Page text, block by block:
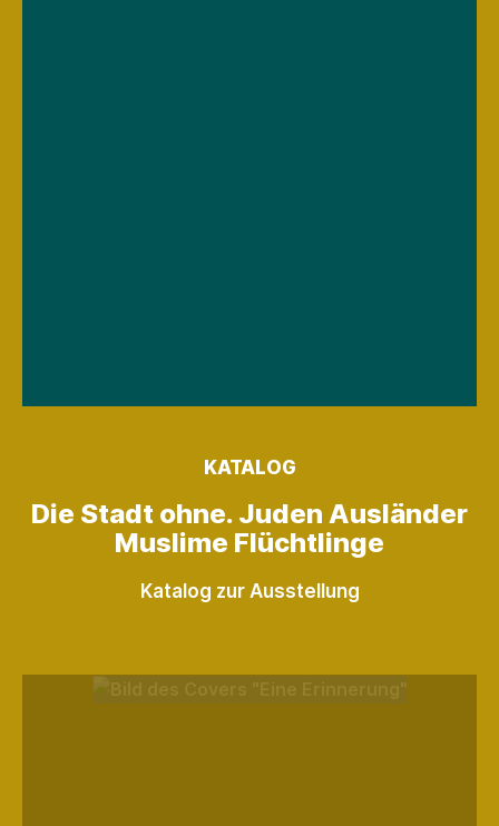
KATALOG
Die Stadt ohne. Juden Ausländer
Muslime Flüchtlinge
Katalog zur Ausstellung